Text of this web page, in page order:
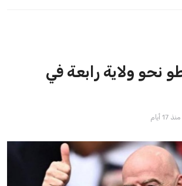
داخل الأسرة الكروية الدولية. هذا يعزز
“فيفا” حتى عام 2031.